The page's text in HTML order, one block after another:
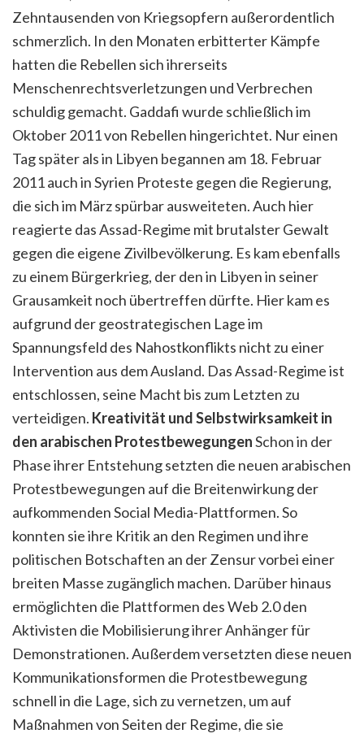
Zehntausenden von Kriegsopfern außerordentlich
schmerzlich. In den Monaten erbitterter Kämpfe
hatten die Rebellen sich ihrerseits
Menschenrechtsverletzungen und Verbrechen
schuldig gemacht. Gaddafi wurde schließlich im
Oktober 2011 von Rebellen hingerichtet. Nur einen
Tag später als in Libyen begannen am 18. Februar
2011 auch in Syrien Proteste gegen die Regierung,
die sich im März spürbar ausweiteten. Auch hier
reagierte das Assad-Regime mit brutalster Gewalt
gegen die eigene Zivilbevölkerung. Es kam ebenfalls
zu einem Bürgerkrieg, der den in Libyen in seiner
Grausamkeit noch übertreffen dürfte. Hier kam es
aufgrund der geostrategischen Lage im
Spannungsfeld des Nahostkonflikts nicht zu einer
Intervention aus dem Ausland. Das Assad-Regime ist
entschlossen, seine Macht bis zum Letzten zu
verteidigen. Kreativität und Selbstwirksamkeit in
den arabischen ProtestbewegungenSchon in der
Phase ihrer Entstehung setzten die neuen arabischen
Protestbewegungen auf die Breitenwirkung der
aufkommenden Social Media-Plattformen. So
konnten sie ihre Kritik an den Regimen und ihre
politischen Botschaften an der Zensur vorbei einer
breiten Masse zugänglich machen. Darüber hinaus
ermöglichten die Plattformen des Web 2.0 den
Aktivisten die Mobilisierung ihrer Anhänger für
Demonstrationen. Außerdem versetzten diese neuen
Kommunikationsformen die Protestbewegung
schnell in die Lage, sich zu vernetzen, um auf
Maßnahmen von Seiten der Regime, die sie